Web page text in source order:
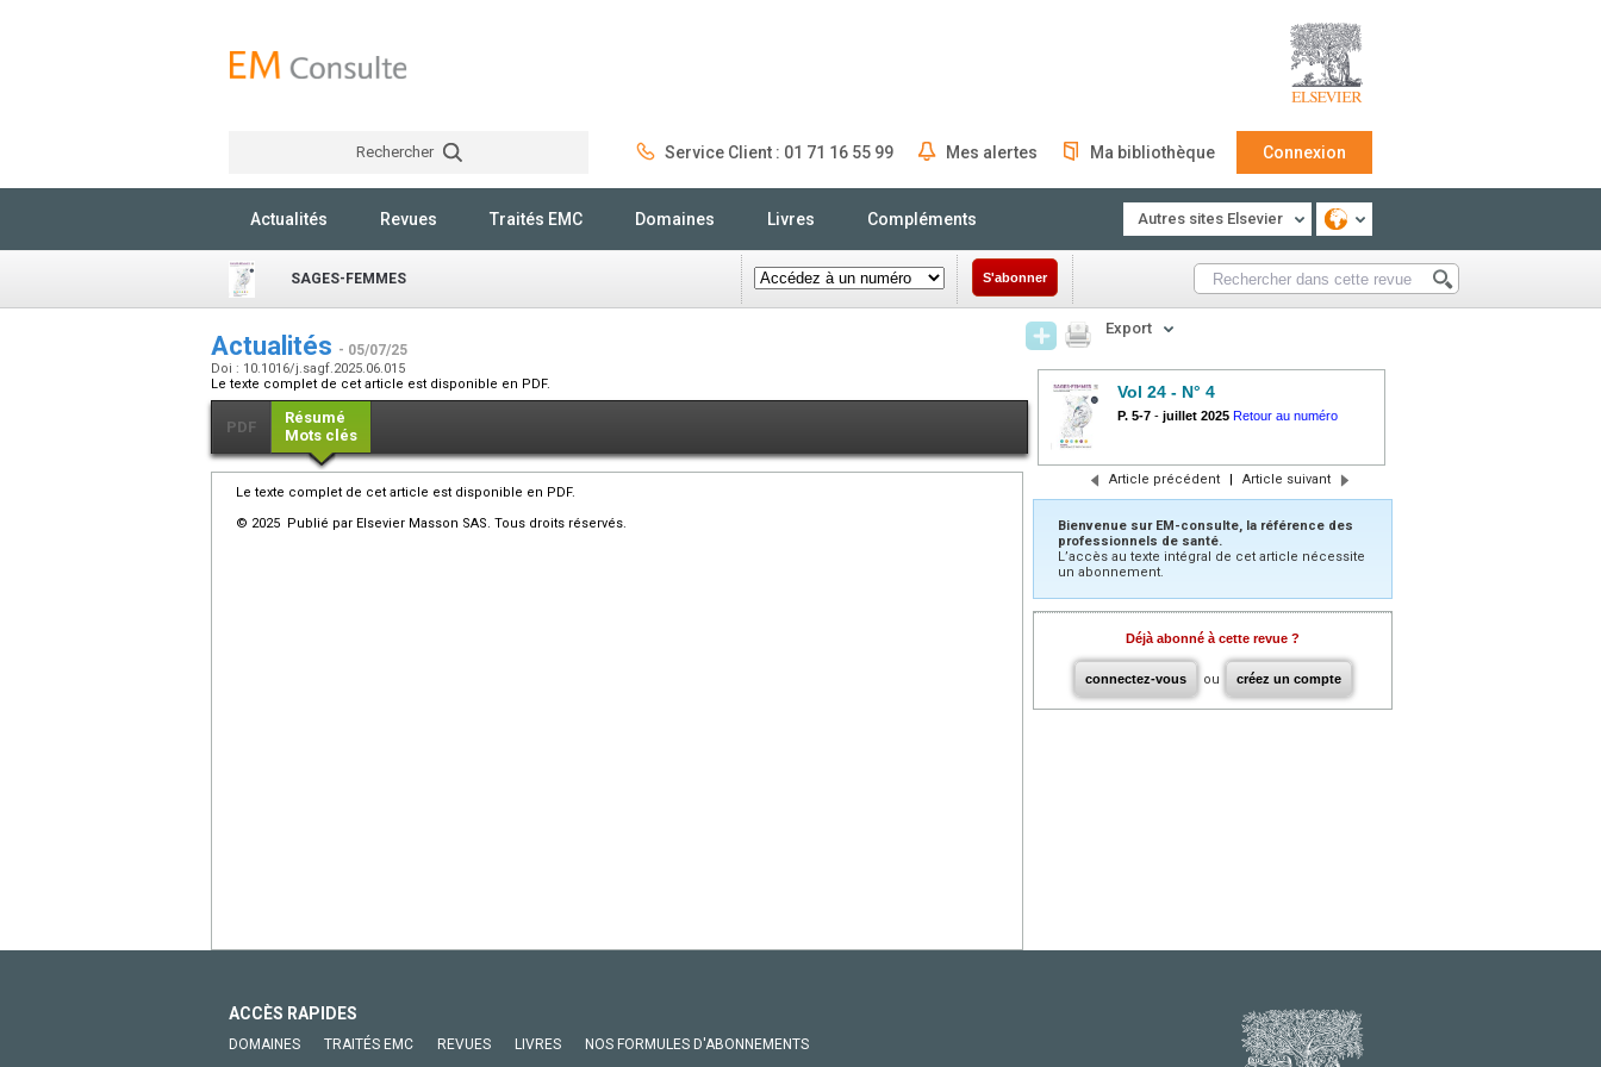
Rechercher Service Client : 01 71 16 55 99 Mes alertes Ma bibliothèque Connexion
Actualités Revues Traités EMC Domaines Livres Compléments Autres sites Elsevier
SAGES-FEMMES S'abonner
Actualités - 05/07/25
Doi : 10.1016/j.sagf.2025.06.015
Le texte complet de cet article est disponible en PDF.
PDF
Résumé
Mots clés
Le texte complet de cet article est disponible en PDF.
© 2025 Publié par Elsevier Masson SAS. Tous droits réservés.
Export
Vol 24 - N° 4
P. 5-7 - juillet 2025 Retour au numéro
Article précédent | Article suivant
Bienvenue sur EM-consulte, la référence des
professionnels de santé.
L’accès au texte intégral de cet article nécessite
un abonnement.
Déjà abonné à cette revue ?
connectez-vous ou créez un compte
ACCÈS RAPIDES
DOMAINES TRAITÉS EMC REVUES LIVRES NOS FORMULES D'ABONNEMENTS